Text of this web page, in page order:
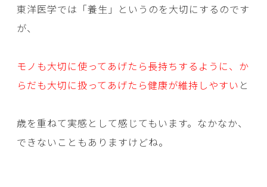
東洋医学では「養生」というのを大切にするのです
が、
モノも大切に使ってあげたら長持ちするように、か
らだも大切に扱ってあげたら健康が維持しやすい と
歳を重ねて実感として感じてもいます。なかなか、
できないこともありますけどね。